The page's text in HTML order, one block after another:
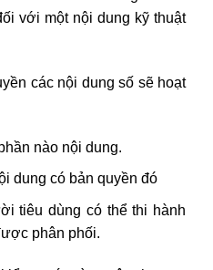
với một nội dung kỹ thuật
các nội dung số sẽ hoạt
nào nội dung.
dung có bản quyền đó
tiêu dùng có thể thi hành
phân phối.